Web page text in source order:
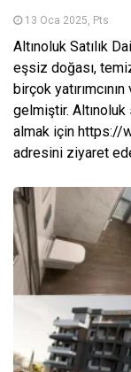
13 Oca 2025, Pts
Altınoluk Satılık
eşsiz doğası,
birçok
gelmiştir. Altınoluk
almak için https://
adresini ziyaret